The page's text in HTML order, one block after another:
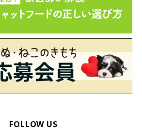
FOLLOW US